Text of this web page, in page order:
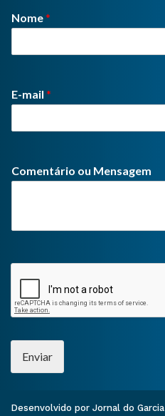
Nome*
E-mail *
Comentário ou Mensagem
Enviar
Desenvolvido por Jornal do Garcia